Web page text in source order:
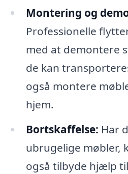
Montering og
Professionelle
med at demontere
de kan
også montere
hjem.
Bortskaffelse: Har
ubrugelige møbler,
også tilbyde hjælp